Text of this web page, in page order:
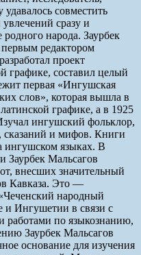
совместить
увлечений сразу и
родного народа. Заурбек
первым редактором
проект
графике, составил целый
первая «Ингушская
слов», которая вышла в
графике, а в 1925
ингушский фольклор,
сказаний и мифов. Книги
ингушском языках. В
Заурбек Мальсагов
внесших значительный
Кавказа. Это —
народный
и Ингушетии в связи с
по языкознанию,
Заурбек Мальсагов
основание для изучения